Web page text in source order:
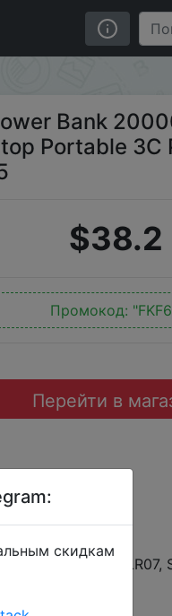
3C Powerbank for
Bank
Portable 3C
$38.2
Промокод:
Перейти в
UACD7, LR07,
скидкам